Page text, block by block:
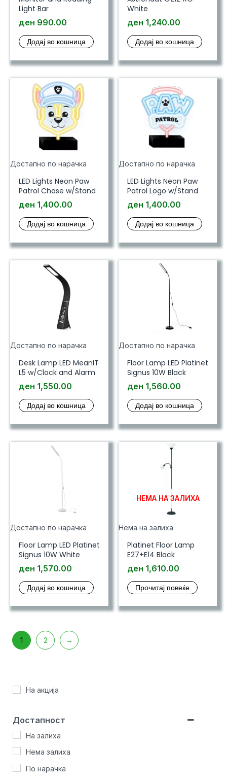
На акција
Достапност
На залиха
Нема залиха
По нарачка
Light Bar
ден 990.00
Додај во кошница
White
ден 1,240.00
Додај во кошница
Достапно по нарачка
LED Lights Neon Paw
Patrol Chase w/Stand
ден 1,400.00
Додај во кошница
Достапно по нарачка
LED Lights Neon Paw
Patrol Logo w/Stand
ден 1,400.00
Додај во кошница
Достапно по нарачка
Desk Lamp LED MeanIT
L5 w/Clock and Alarm
ден 1,550.00
Додај во кошница
Достапно по нарачка
Floor Lamp LED Platinet
Signus 10W Black
ден 1,560.00
Додај во кошница
Достапно по нарачка
Floor Lamp LED Platinet
Signus 10W White
ден 1,570.00
Додај во кошница
НЕМА НА ЗАЛИХА
Нема на залиха
Platinet Floor Lamp
E27+E14 Black
ден 1,610.00
Прочитај повеќе
1 2 →